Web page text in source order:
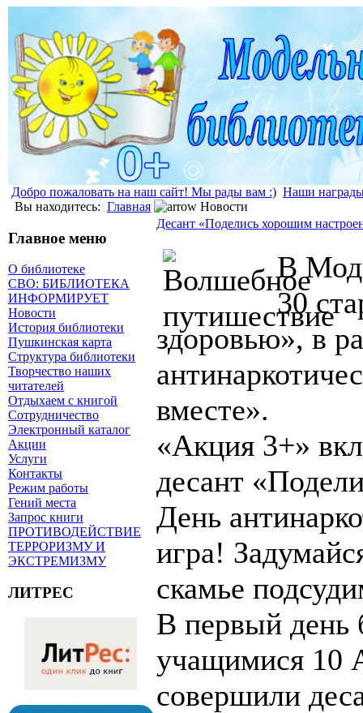
Добро пожаловать на наш сайт! Мы рады вам :) Наши
Вы находитесь: Главная Новости
Главное меню
О библиотеке
СВО: БИБЛИОТЕКА
ИНФОРМИРУЕТ
Новости
История библиотеки
Пушкинская карта
Структура библиотеки
Творчество наших
читателей
Отдыхаем с книгой
Сотрудничество
Электронный каталог
Акции
Услуги
Контакты
Режим работы
Гений места
Запрос книги
ПРОТИВОДЕЙСТВИЕ
ТЕРРОРИЗМУ И
ЭКСТРЕМИЗМУ
ЛИТРЕС
Десант «Поделись хорошим
В
30
здоровью», в
вместе».
«Акция 3+»
десант
День
игра!
скамье
В первый день
учащимися 10
совершили